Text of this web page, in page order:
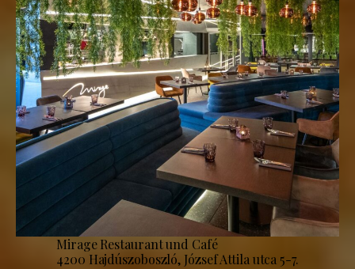
Mirage Restaurant und Café
4200 Hajdúszoboszló, József Attila utca 5-7.